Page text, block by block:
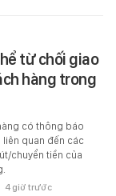
từ chối giao
hàng trong
có thông báo
liên quan đến các
chuyển tiền của
4 giờ trước